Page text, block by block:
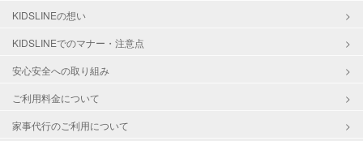
KIDSLINEの想い
KIDSLINEでのマナー・注意点
安心安全への取り組み
ご利用料金について
家事代行のご利用について